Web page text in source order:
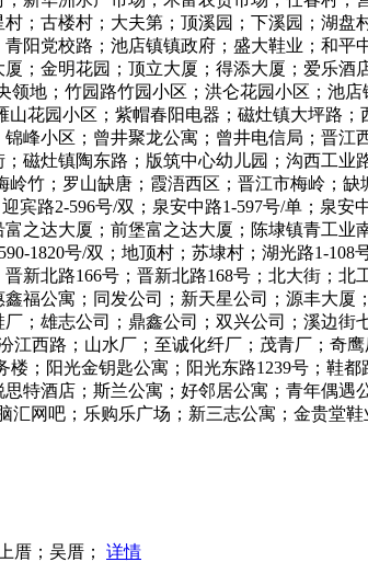
；古楼村；大夫第；顶溪园；下溪园；湖盘
阳党校路；池店镇镇政府；盛大鞋业；和
；金明花园；顶立大厦；得添大厦；爱乐
地；竹园路竹园小区；洪仑花园小区；池
花园小区；紫帽春阳电器；磁灶镇大坪路；
峰小区；曾井聚龙公寓；曾井电信局；晋
磁灶镇陶东路；版筑中心幼儿园；沟西工
竹；罗山缺唐；霞浯西区；晋江市梅岭；
宾路2-596号/双；泉安中路1-597号/单；泉
达大厦；前堡富之达大厦；陈埭镇青工业
1820号/双；地顶村；苏埭村；湖光路1-108
北路166号；晋新北路168号；北大街；北
福公寓；同发公司；新天星公司；源丰大厦
；雄志公司；鼎鑫公司；双兴公司；溪边街
西路；山水厂；至诚化纤厂；茂青厂；奇
；阳光金钥匙公寓；阳光东路1239号；鞋
特酒店；斯兰公寓；好邻居公寓；青年偶
网吧；乐购乐广场；新三志公寓；金贵堂
厝；吴厝； 详情